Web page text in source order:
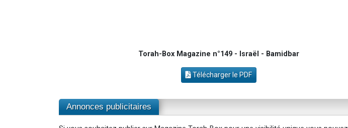
Torah-Box Magazine n°149 - Israël - Bamidbar
Télécharger le PDF
Annonces publicitaires